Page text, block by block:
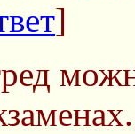
]